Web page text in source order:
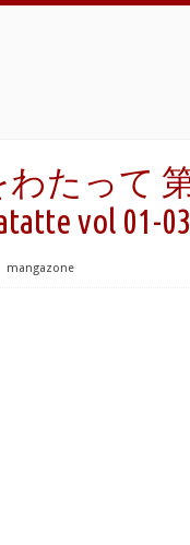
たって 第
vol 01-
mangazone